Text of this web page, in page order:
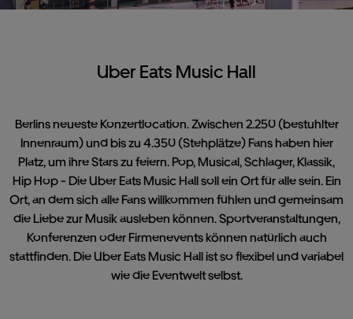
Uber Eats Music Hall
Berlins neueste Konzertlocation. Zwischen 2.250 (bestuhlter
Innenraum) und bis zu 4.350 (Stehplätze) Fans haben hier
Platz, um ihre Stars zu feiern. Pop, Musical, Schlager, Klassik,
Hip Hop - Die Uber Eats Music Hall soll ein Ort für alle sein. Ein
Ort, an dem sich alle Fans willkommen fühlen und gemeinsam
die Liebe zur Musik ausleben können. Sportveranstaltungen,
Konferenzen oder Firmenevents können natürlich auch
stattfinden. Die Uber Eats Music Hall ist so flexibel und variabel
wie die Eventwelt selbst.